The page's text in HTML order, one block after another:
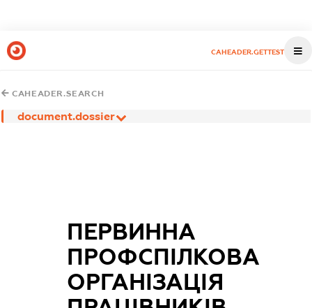
CAHEADER.GETTEST
CAHEADER.SEARCH
document.dossier
ПЕРВИННА
ПРОФСПІЛКОВА
ОРГАНІЗАЦІЯ